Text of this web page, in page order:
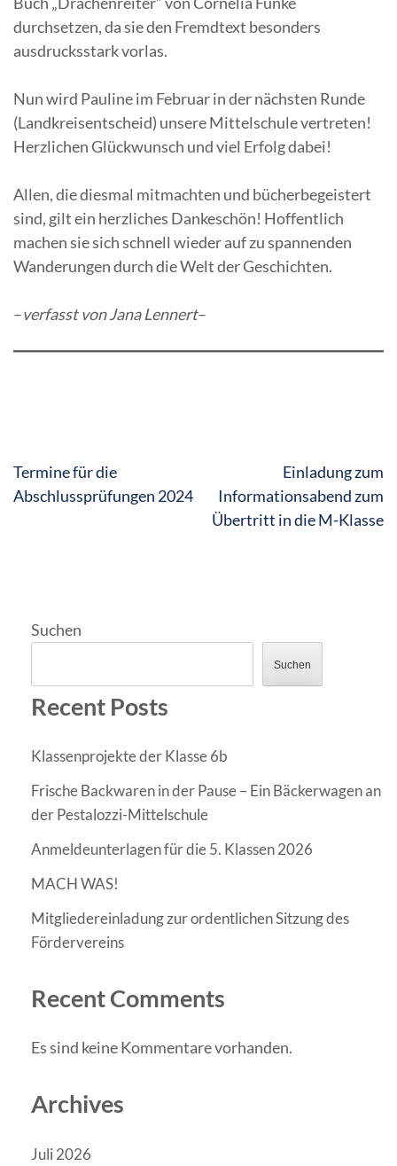
durchsetzen, da sie den Fremdtext besonders
ausdrucksstark vorlas.
Nun wird Pauline im Februar in der nächsten Runde
(Landkreisentscheid) unsere Mittelschule vertreten!
Herzlichen Glückwunsch und viel Erfolg dabei!
Allen, die diesmal mitmachten und bücherbegeistert
sind, gilt ein herzliches Dankeschön! Hoffentlich
machen sie sich schnell wieder auf zu spannenden
Wanderungen durch die Welt der Geschichten.
–verfasst von Jana Lennert–
Beitragsnavigation
Termine für die
Abschlussprüfungen 2024
Einladung zum
Informationsabend zum
Übertritt in die M-Klasse
Suchen
Suchen
Recent Posts
Klassenprojekte der Klasse 6b
Frische Backwaren in der Pause – Ein Bäckerwagen an
der Pestalozzi-Mittelschule
Anmeldeunterlagen für die 5. Klassen 2026
MACH WAS!
Mitgliedereinladung zur ordentlichen Sitzung des
Fördervereins
Recent Comments
Es sind keine Kommentare vorhanden.
Archives
Juli 2026